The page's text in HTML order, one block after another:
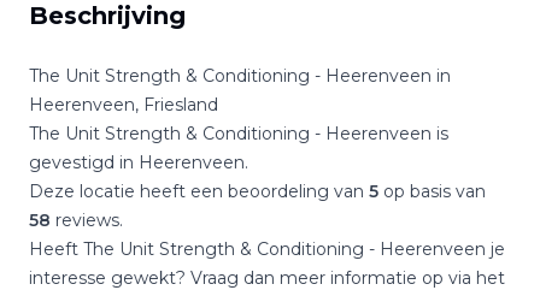
Beschrijving
The Unit Strength & Conditioning - Heerenveen in
Heerenveen, Friesland
The Unit Strength & Conditioning - Heerenveen is
gevestigd in Heerenveen.
Deze locatie heeft een beoordeling van 5 op basis van
58 reviews.
Heeft The Unit Strength & Conditioning - Heerenveen je
interesse gewekt? Vraag dan meer informatie op via het